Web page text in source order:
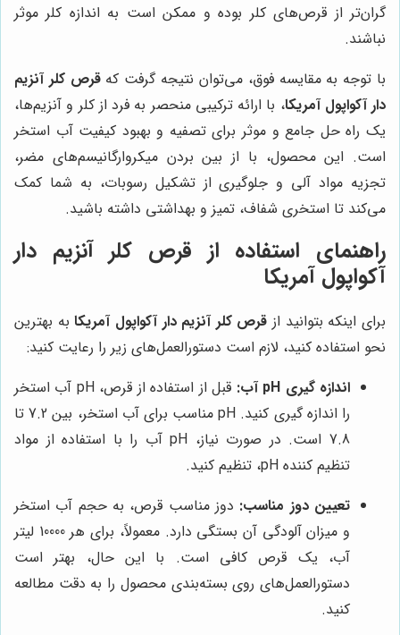
گران‌تر از قرص‌های کلر بوده و ممکن است به اندازه کلر موثر
نباشند.
با توجه به مقایسه فوق، می‌توان نتیجه گرفت کهقرص کلر آنزیم
دار آکواپول آمریکا، با ارائه ترکیبی منحصر به فرد از کلر و آنزیم‌ها،
یک راه حل جامع و موثر برای تصفیه و بهبود کیفیت آب استخر
است. این محصول، با از بین بردن میکروارگانیسم‌های مضر،
تجزیه مواد آلی و جلوگیری از تشکیل رسوبات، به شما کمک
می‌کند تا استخری شفاف، تمیز و بهداشتی داشته باشید.
راهنمای استفاده از قرص کلر آنزیم دار
آکواپول آمریکا
برای اینکه بتوانید از قرص کلر آنزیم دار آکواپول آمریکابه بهترین
نحو استفاده کنید، لازم است دستورالعمل‌های زیر را رعایت کنید:
اندازه گیری pH آب:
قبل از استفاده از قرص، pH آب استخر
را اندازه گیری کنید. pH مناسب برای آب استخر، بین 7.2 تا
7.8 است. در صورت نیاز، pH آب را با استفاده از مواد
تنظیم کننده pH، تنظیم کنید.
تعیین دوز مناسب: دوز مناسب قرص، به حجم آب استخر
و میزان آلودگی آن بستگی دارد. معمولاً، برای هر 10000 لیتر
آب، یک قرص کافی است. با این حال، بهتر است
دستورالعمل‌های روی بسته‌بندی محصول را به دقت مطالعه
کنید.